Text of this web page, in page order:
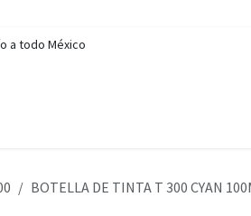
a todo México
BOTELLA DE TINTA T 300 CYAN